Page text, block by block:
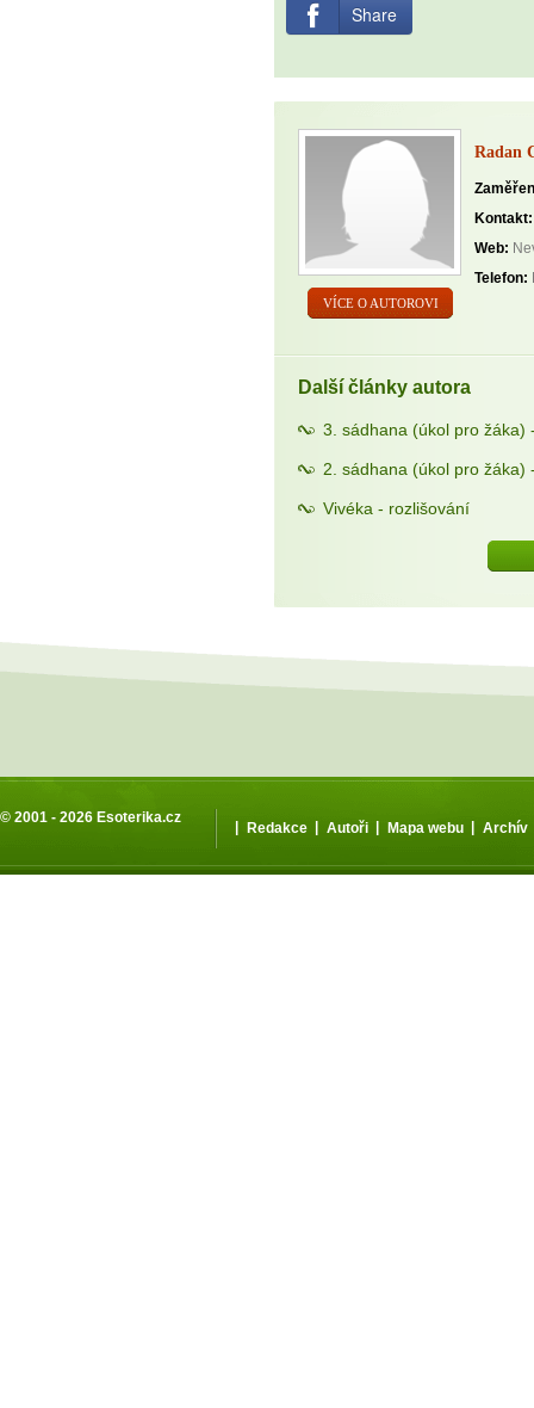
Share
VÍCE O AUTOROVI
Radan
Kontakt:
Web:
Telefon:
Další články autora
3. sádhana (úkol pro žáka)
2. sádhana (úkol pro
Vivéka - rozlišování
© 2001 - 2026 Esoterika.cz
| Redakce | Autoři | Mapa webu | Archív